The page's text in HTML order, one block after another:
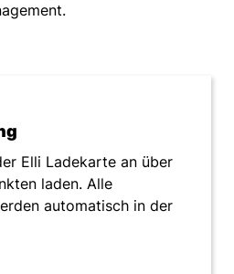
Home Charging
Elli Ladekarte an über
laden. Alle
automatisch in der